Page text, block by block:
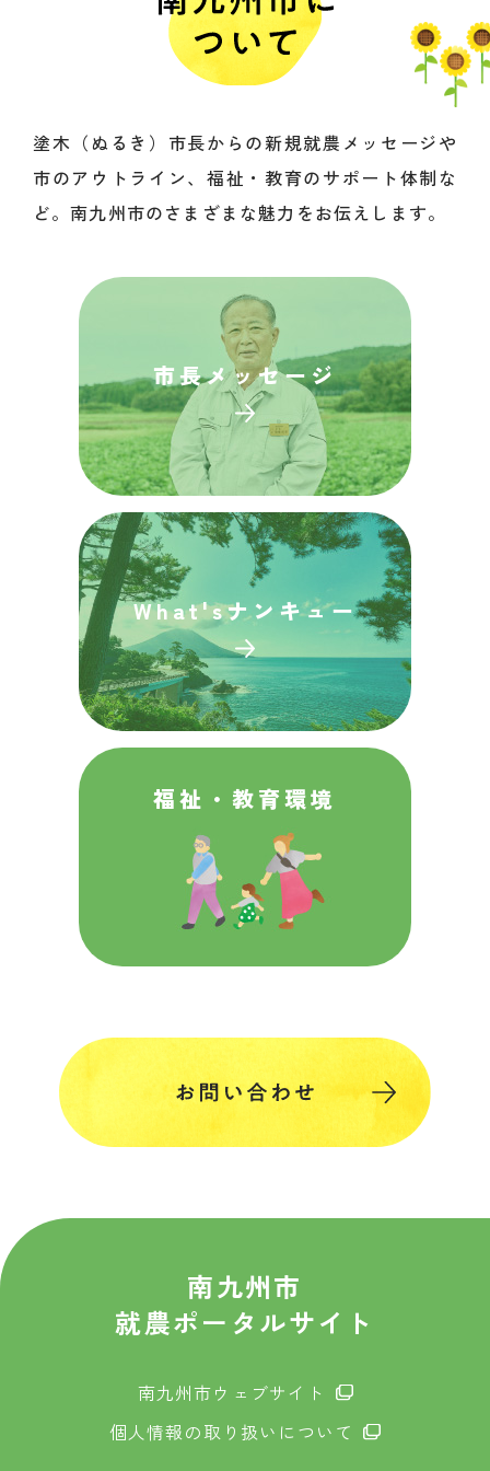
塗木（ぬるき）市長からの新規就農メッセージや
市のアウトライン、福祉・教育のサポート体制な
ど。南九州市のさまざまな魅力をお伝えします。
市長メッセージ
What'sナンキュー
福祉・ 教育環境
南九州市
就農ポータルサイト
南九州市ウェブサイト
個人情報の取り扱いについて